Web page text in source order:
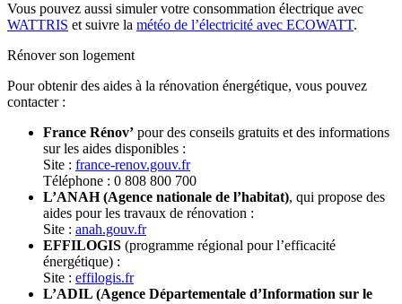
Vous pouvez aussi simuler votre consommation électrique avec
WATTRIS et suivre la météo de l’électricité avec ECOWATT.
Rénover son logement
Pour obtenir des aides à la rénovation énergétique, vous pouvez
contacter :
France Rénov’ pour des conseils gratuits et des informations
sur les aides disponibles :
Site : france-renov.gouv.fr
Téléphone : 0 808 800 700
L’ANAH (Agence nationale de l’habitat), qui propose des
aides pour les travaux de rénovation :
Site : anah.gouv.fr
EFFILOGIS (programme régional pour l’efficacité
énergétique) :
Site : effilogis.fr
L’ADIL (Agence Départementale d’Information sur le